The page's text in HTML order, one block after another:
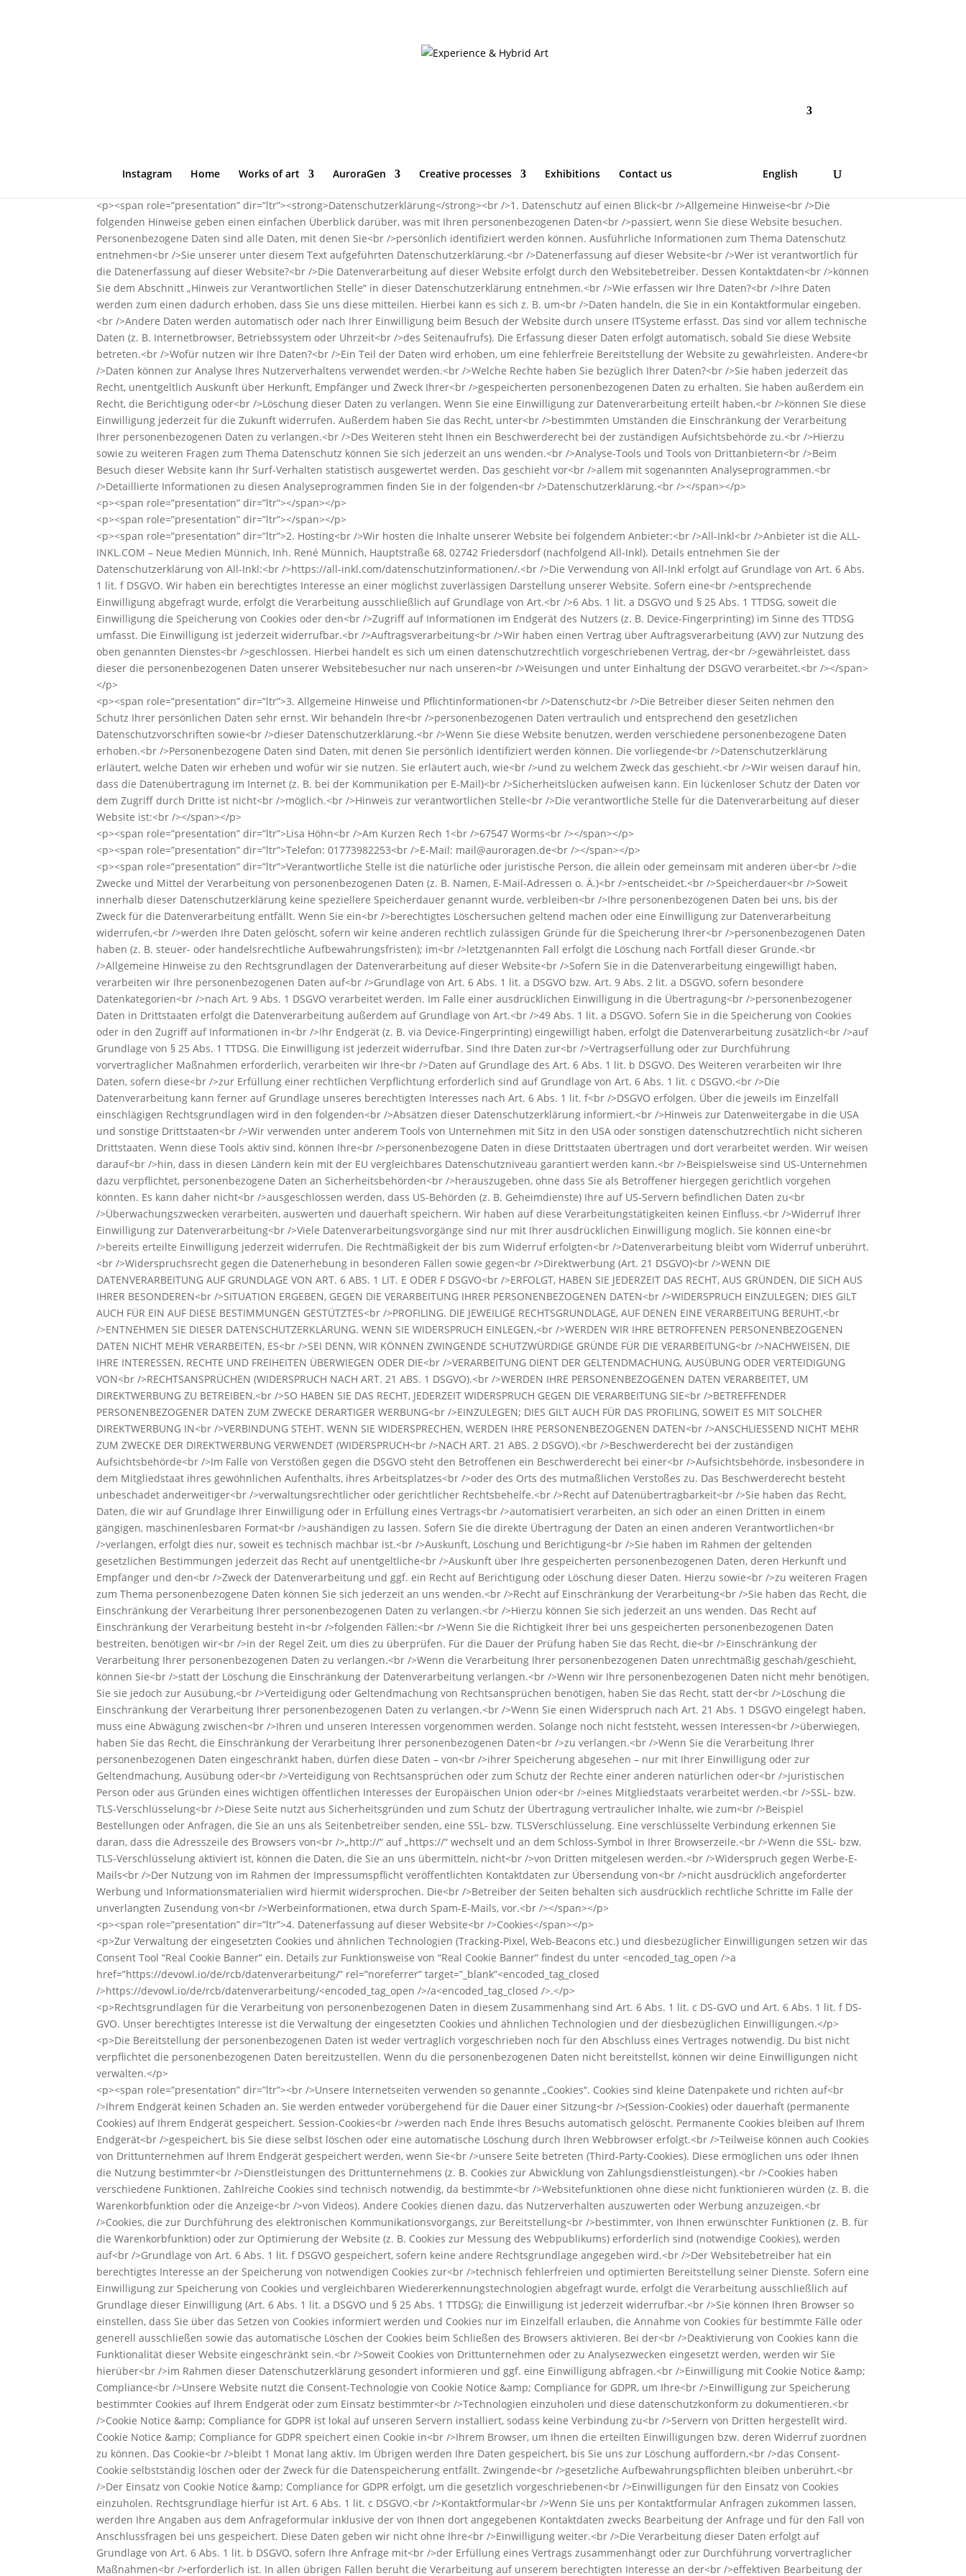
Instagram Home Works of art AuroraGen Creative processes Exhibitions Contact us English
<div class=”page” data-page-number=”2″ role=”region” aria-label=”Page 2″ data-loaded=”true”>
<p><span role=”presentation” dir=”ltr”><strong>Datenschutzerklärung</strong><br />1. Datenschutz auf einen Blick<br />Allgemeine Hinweise<br />Die
folgenden Hinweise geben einen einfachen Überblick darüber, was mit Ihren personenbezogenen Daten<br />passiert, wenn Sie diese Website besuchen.
Personenbezogene Daten sind alle Daten, mit denen Sie<br />persönlich identifiziert werden können. Ausführliche Informationen zum Thema Datenschutz
entnehmen<br />Sie unserer unter diesem Text aufgeführten Datenschutzerklärung.<br />Datenerfassung auf dieser Website<br />Wer ist verantwortlich für
die Datenerfassung auf dieser Website?<br />Die Datenverarbeitung auf dieser Website erfolgt durch den Websitebetreiber. Dessen Kontaktdaten<br />können
Sie dem Abschnitt „Hinweis zur Verantwortlichen Stelle“ in dieser Datenschutzerklärung entnehmen.<br />Wie erfassen wir Ihre Daten?<br />Ihre Daten
werden zum einen dadurch erhoben, dass Sie uns diese mitteilen. Hierbei kann es sich z. B. um<br />Daten handeln, die Sie in ein Kontaktformular eingeben.
<br />Andere Daten werden automatisch oder nach Ihrer Einwilligung beim Besuch der Website durch unsere ITSysteme erfasst. Das sind vor allem technische
Daten (z. B. Internetbrowser, Betriebssystem oder Uhrzeit<br />des Seitenaufrufs). Die Erfassung dieser Daten erfolgt automatisch, sobald Sie diese Website
betreten.<br />Wofür nutzen wir Ihre Daten?<br />Ein Teil der Daten wird erhoben, um eine fehlerfreie Bereitstellung der Website zu gewährleisten. Andere<br
/>Daten können zur Analyse Ihres Nutzerverhaltens verwendet werden.<br />Welche Rechte haben Sie bezüglich Ihrer Daten?<br />Sie haben jederzeit das
Recht, unentgeltlich Auskunft über Herkunft, Empfänger und Zweck Ihrer<br />gespeicherten personenbezogenen Daten zu erhalten. Sie haben außerdem ein
Recht, die Berichtigung oder<br />Löschung dieser Daten zu verlangen. Wenn Sie eine Einwilligung zur Datenverarbeitung erteilt haben,<br />können Sie diese
Einwilligung jederzeit für die Zukunft widerrufen. Außerdem haben Sie das Recht, unter<br />bestimmten Umständen die Einschränkung der Verarbeitung
Ihrer personenbezogenen Daten zu verlangen.<br />Des Weiteren steht Ihnen ein Beschwerderecht bei der zuständigen Aufsichtsbehörde zu.<br />Hierzu
sowie zu weiteren Fragen zum Thema Datenschutz können Sie sich jederzeit an uns wenden.<br />Analyse-Tools und Tools von Drittanbietern<br />Beim
Besuch dieser Website kann Ihr Surf-Verhalten statistisch ausgewertet werden. Das geschieht vor<br />allem mit sogenannten Analyseprogrammen.<br
/>Detaillierte Informationen zu diesen Analyseprogrammen finden Sie in der folgenden<br />Datenschutzerklärung.<br /></span></p>
<p><span role=”presentation” dir=”ltr”></span></p>
<p><span role=”presentation” dir=”ltr”></span></p>
<p><span role=”presentation” dir=”ltr”>2. Hosting<br />Wir hosten die Inhalte unserer Website bei folgendem Anbieter:<br />All-Inkl<br />Anbieter ist die ALL-
INKL.COM – Neue Medien Münnich, Inh. René Münnich, Hauptstraße 68, 02742 Friedersdorf (nachfolgend All-Inkl). Details entnehmen Sie der
Datenschutzerklärung von All-Inkl:<br />https://all-inkl.com/datenschutzinformationen/.<br />Die Verwendung von All-Inkl erfolgt auf Grundlage von Art. 6 Abs.
1 lit. f DSGVO. Wir haben ein berechtigtes Interesse an einer möglichst zuverlässigen Darstellung unserer Website. Sofern eine<br />entsprechende
Einwilligung abgefragt wurde, erfolgt die Verarbeitung ausschließlich auf Grundlage von Art.<br />6 Abs. 1 lit. a DSGVO und § 25 Abs. 1 TTDSG, soweit die
Einwilligung die Speicherung von Cookies oder den<br />Zugriff auf Informationen im Endgerät des Nutzers (z. B. Device-Fingerprinting) im Sinne des TTDSG
umfasst. Die Einwilligung ist jederzeit widerrufbar.<br />Auftragsverarbeitung<br />Wir haben einen Vertrag über Auftragsverarbeitung (AVV) zur Nutzung des
oben genannten Dienstes<br />geschlossen. Hierbei handelt es sich um einen datenschutzrechtlich vorgeschriebenen Vertrag, der<br />gewährleistet, dass
dieser die personenbezogenen Daten unserer Websitebesucher nur nach unseren<br />Weisungen und unter Einhaltung der DSGVO verarbeitet.<br /></span>
</p>
<p><span role=”presentation” dir=”ltr”>3. Allgemeine Hinweise und Pflichtinformationen<br />Datenschutz<br />Die Betreiber dieser Seiten nehmen den
Schutz Ihrer persönlichen Daten sehr ernst. Wir behandeln Ihre<br />personenbezogenen Daten vertraulich und entsprechend den gesetzlichen
Datenschutzvorschriften sowie<br />dieser Datenschutzerklärung.<br />Wenn Sie diese Website benutzen, werden verschiedene personenbezogene Daten
erhoben.<br />Personenbezogene Daten sind Daten, mit denen Sie persönlich identifiziert werden können. Die vorliegende<br />Datenschutzerklärung
erläutert, welche Daten wir erheben und wofür wir sie nutzen. Sie erläutert auch, wie<br />und zu welchem Zweck das geschieht.<br />Wir weisen darauf hin,
dass die Datenübertragung im Internet (z. B. bei der Kommunikation per E-Mail)<br />Sicherheitslücken aufweisen kann. Ein lückenloser Schutz der Daten vor
dem Zugriff durch Dritte ist nicht<br />möglich.<br />Hinweis zur verantwortlichen Stelle<br />Die verantwortliche Stelle für die Datenverarbeitung auf dieser
Website ist:<br /></span></p>
<p><span role=”presentation” dir=”ltr”>Lisa Höhn<br />Am Kurzen Rech 1<br />67547 Worms<br /></span></p>
<p><span role=”presentation” dir=”ltr”>Telefon: 01773982253<br />E-Mail: mail@auroragen.de<br /></span></p>
<p><span role=”presentation” dir=”ltr”>Verantwortliche Stelle ist die natürliche oder juristische Person, die allein oder gemeinsam mit anderen über<br />die
Zwecke und Mittel der Verarbeitung von personenbezogenen Daten (z. B. Namen, E-Mail-Adressen o. Ä.)<br />entscheidet.<br />Speicherdauer<br />Soweit
innerhalb dieser Datenschutzerklärung keine speziellere Speicherdauer genannt wurde, verbleiben<br />Ihre personenbezogenen Daten bei uns, bis der
Zweck für die Datenverarbeitung entfällt. Wenn Sie ein<br />berechtigtes Löschersuchen geltend machen oder eine Einwilligung zur Datenverarbeitung
widerrufen,<br />werden Ihre Daten gelöscht, sofern wir keine anderen rechtlich zulässigen Gründe für die Speicherung Ihrer<br />personenbezogenen Daten
haben (z. B. steuer- oder handelsrechtliche Aufbewahrungsfristen); im<br />letztgenannten Fall erfolgt die Löschung nach Fortfall dieser Gründe.<br
/>Allgemeine Hinweise zu den Rechtsgrundlagen der Datenverarbeitung auf dieser Website<br />Sofern Sie in die Datenverarbeitung eingewilligt haben,
verarbeiten wir Ihre personenbezogenen Daten auf<br />Grundlage von Art. 6 Abs. 1 lit. a DSGVO bzw. Art. 9 Abs. 2 lit. a DSGVO, sofern besondere
Datenkategorien<br />nach Art. 9 Abs. 1 DSGVO verarbeitet werden. Im Falle einer ausdrücklichen Einwilligung in die Übertragung<br />personenbezogener
Daten in Drittstaaten erfolgt die Datenverarbeitung außerdem auf Grundlage von Art.<br />49 Abs. 1 lit. a DSGVO. Sofern Sie in die Speicherung von Cookies
oder in den Zugriff auf Informationen in<br />Ihr Endgerät (z. B. via Device-Fingerprinting) eingewilligt haben, erfolgt die Datenverarbeitung zusätzlich<br />auf
Grundlage von § 25 Abs. 1 TTDSG. Die Einwilligung ist jederzeit widerrufbar. Sind Ihre Daten zur<br />Vertragserfüllung oder zur Durchführung
vorvertraglicher Maßnahmen erforderlich, verarbeiten wir Ihre<br />Daten auf Grundlage des Art. 6 Abs. 1 lit. b DSGVO. Des Weiteren verarbeiten wir Ihre
Daten, sofern diese<br />zur Erfüllung einer rechtlichen Verpflichtung erforderlich sind auf Grundlage von Art. 6 Abs. 1 lit. c DSGVO.<br />Die
Datenverarbeitung kann ferner auf Grundlage unseres berechtigten Interesses nach Art. 6 Abs. 1 lit. f<br />DSGVO erfolgen. Über die jeweils im Einzelfall
einschlägigen Rechtsgrundlagen wird in den folgenden<br />Absätzen dieser Datenschutzerklärung informiert.<br />Hinweis zur Datenweitergabe in die USA
und sonstige Drittstaaten<br />Wir verwenden unter anderem Tools von Unternehmen mit Sitz in den USA oder sonstigen datenschutzrechtlich nicht sicheren
Drittstaaten. Wenn diese Tools aktiv sind, können Ihre<br />personenbezogene Daten in diese Drittstaaten übertragen und dort verarbeitet werden. Wir weisen
darauf<br />hin, dass in diesen Ländern kein mit der EU vergleichbares Datenschutzniveau garantiert werden kann.<br />Beispielsweise sind US-Unternehmen
dazu verpflichtet, personenbezogene Daten an Sicherheitsbehörden<br />herauszugeben, ohne dass Sie als Betroffener hiergegen gerichtlich vorgehen
könnten. Es kann daher nicht<br />ausgeschlossen werden, dass US-Behörden (z. B. Geheimdienste) Ihre auf US-Servern befindlichen Daten zu<br
/>Überwachungszwecken verarbeiten, auswerten und dauerhaft speichern. Wir haben auf diese Verarbeitungstätigkeiten keinen Einfluss.<br />Widerruf Ihrer
Einwilligung zur Datenverarbeitung<br />Viele Datenverarbeitungsvorgänge sind nur mit Ihrer ausdrücklichen Einwilligung möglich. Sie können eine<br
/>bereits erteilte Einwilligung jederzeit widerrufen. Die Rechtmäßigkeit der bis zum Widerruf erfolgten<br />Datenverarbeitung bleibt vom Widerruf unberührt.
<br />Widerspruchsrecht gegen die Datenerhebung in besonderen Fällen sowie gegen<br />Direktwerbung (Art. 21 DSGVO)<br />WENN DIE
DATENVERARBEITUNG AUF GRUNDLAGE VON ART. 6 ABS. 1 LIT. E ODER F DSGVO<br />ERFOLGT, HABEN SIE JEDERZEIT DAS RECHT, AUS GRÜNDEN, DIE SICH AUS
IHRER BESONDEREN<br />SITUATION ERGEBEN, GEGEN DIE VERARBEITUNG IHRER PERSONENBEZOGENEN DATEN<br />WIDERSPRUCH EINZULEGEN; DIES GILT
AUCH FÜR EIN AUF DIESE BESTIMMUNGEN GESTÜTZTES<br />PROFILING. DIE JEWEILIGE RECHTSGRUNDLAGE, AUF DENEN EINE VERARBEITUNG BERUHT,<br
/>ENTNEHMEN SIE DIESER DATENSCHUTZERKLÄRUNG. WENN SIE WIDERSPRUCH EINLEGEN,<br />WERDEN WIR IHRE BETROFFENEN PERSONENBEZOGENEN
DATEN NICHT MEHR VERARBEITEN, ES<br />SEI DENN, WIR KÖNNEN ZWINGENDE SCHUTZWÜRDIGE GRÜNDE FÜR DIE VERARBEITUNG<br />NACHWEISEN, DIE
IHRE INTERESSEN, RECHTE UND FREIHEITEN ÜBERWIEGEN ODER DIE<br />VERARBEITUNG DIENT DER GELTENDMACHUNG, AUSÜBUNG ODER VERTEIDIGUNG
VON<br />RECHTSANSPRÜCHEN (WIDERSPRUCH NACH ART. 21 ABS. 1 DSGVO).<br />WERDEN IHRE PERSONENBEZOGENEN DATEN VERARBEITET, UM
DIREKTWERBUNG ZU BETREIBEN,<br />SO HABEN SIE DAS RECHT, JEDERZEIT WIDERSPRUCH GEGEN DIE VERARBEITUNG SIE<br />BETREFFENDER
PERSONENBEZOGENER DATEN ZUM ZWECKE DERARTIGER WERBUNG<br />EINZULEGEN; DIES GILT AUCH FÜR DAS PROFILING, SOWEIT ES MIT SOLCHER
DIREKTWERBUNG IN<br />VERBINDUNG STEHT. WENN SIE WIDERSPRECHEN, WERDEN IHRE PERSONENBEZOGENEN DATEN<br />ANSCHLIESSEND NICHT MEHR
ZUM ZWECKE DER DIREKTWERBUNG VERWENDET (WIDERSPRUCH<br />NACH ART. 21 ABS. 2 DSGVO).<br />Beschwerderecht bei der zuständigen
Aufsichtsbehörde<br />Im Falle von Verstößen gegen die DSGVO steht den Betroffenen ein Beschwerderecht bei einer<br />Aufsichtsbehörde, insbesondere in
dem Mitgliedstaat ihres gewöhnlichen Aufenthalts, ihres Arbeitsplatzes<br />oder des Orts des mutmaßlichen Verstoßes zu. Das Beschwerderecht besteht
unbeschadet anderweitiger<br />verwaltungsrechtlicher oder gerichtlicher Rechtsbehelfe.<br />Recht auf Datenübertragbarkeit<br />Sie haben das Recht,
Daten, die wir auf Grundlage Ihrer Einwilligung oder in Erfüllung eines Vertrags<br />automatisiert verarbeiten, an sich oder an einen Dritten in einem
gängigen, maschinenlesbaren Format<br />aushändigen zu lassen. Sofern Sie die direkte Übertragung der Daten an einen anderen Verantwortlichen<br
/>verlangen, erfolgt dies nur, soweit es technisch machbar ist.<br />Auskunft, Löschung und Berichtigung<br />Sie haben im Rahmen der geltenden
gesetzlichen Bestimmungen jederzeit das Recht auf unentgeltliche<br />Auskunft über Ihre gespeicherten personenbezogenen Daten, deren Herkunft und
Empfänger und den<br />Zweck der Datenverarbeitung und ggf. ein Recht auf Berichtigung oder Löschung dieser Daten. Hierzu sowie<br />zu weiteren Fragen
zum Thema personenbezogene Daten können Sie sich jederzeit an uns wenden.<br />Recht auf Einschränkung der Verarbeitung<br />Sie haben das Recht, die
Einschränkung der Verarbeitung Ihrer personenbezogenen Daten zu verlangen.<br />Hierzu können Sie sich jederzeit an uns wenden. Das Recht auf
Einschränkung der Verarbeitung besteht in<br />folgenden Fällen:<br />Wenn Sie die Richtigkeit Ihrer bei uns gespeicherten personenbezogenen Daten
bestreiten, benötigen wir<br />in der Regel Zeit, um dies zu überprüfen. Für die Dauer der Prüfung haben Sie das Recht, die<br />Einschränkung der
Verarbeitung Ihrer personenbezogenen Daten zu verlangen.<br />Wenn die Verarbeitung Ihrer personenbezogenen Daten unrechtmäßig geschah/geschieht,
können Sie<br />statt der Löschung die Einschränkung der Datenverarbeitung verlangen.<br />Wenn wir Ihre personenbezogenen Daten nicht mehr benötigen,
Sie sie jedoch zur Ausübung,<br />Verteidigung oder Geltendmachung von Rechtsansprüchen benötigen, haben Sie das Recht, statt der<br />Löschung die
Einschränkung der Verarbeitung Ihrer personenbezogenen Daten zu verlangen.<br />Wenn Sie einen Widerspruch nach Art. 21 Abs. 1 DSGVO eingelegt haben,
muss eine Abwägung zwischen<br />Ihren und unseren Interessen vorgenommen werden. Solange noch nicht feststeht, wessen Interessen<br />überwiegen,
haben Sie das Recht, die Einschränkung der Verarbeitung Ihrer personenbezogenen Daten<br />zu verlangen.<br />Wenn Sie die Verarbeitung Ihrer
personenbezogenen Daten eingeschränkt haben, dürfen diese Daten – von<br />ihrer Speicherung abgesehen – nur mit Ihrer Einwilligung oder zur
Geltendmachung, Ausübung oder<br />Verteidigung von Rechtsansprüchen oder zum Schutz der Rechte einer anderen natürlichen oder<br />juristischen
Person oder aus Gründen eines wichtigen öffentlichen Interesses der Europäischen Union oder<br />eines Mitgliedstaats verarbeitet werden.<br />SSL- bzw.
TLS-Verschlüsselung<br />Diese Seite nutzt aus Sicherheitsgründen und zum Schutz der Übertragung vertraulicher Inhalte, wie zum<br />Beispiel
Bestellungen oder Anfragen, die Sie an uns als Seitenbetreiber senden, eine SSL- bzw. TLSVerschlüsselung. Eine verschlüsselte Verbindung erkennen Sie
daran, dass die Adresszeile des Browsers von<br />„http://“ auf „https://“ wechselt und an dem Schloss-Symbol in Ihrer Browserzeile.<br />Wenn die SSL- bzw.
TLS-Verschlüsselung aktiviert ist, können die Daten, die Sie an uns übermitteln, nicht<br />von Dritten mitgelesen werden.<br />Widerspruch gegen Werbe-E-
Mails<br />Der Nutzung von im Rahmen der Impressumspflicht veröffentlichten Kontaktdaten zur Übersendung von<br />nicht ausdrücklich angeforderter
Werbung und Informationsmaterialien wird hiermit widersprochen. Die<br />Betreiber der Seiten behalten sich ausdrücklich rechtliche Schritte im Falle der
unverlangten Zusendung von<br />Werbeinformationen, etwa durch Spam-E-Mails, vor.<br /></span></p>
<p><span role=”presentation” dir=”ltr”>4. Datenerfassung auf dieser Website<br />Cookies</span></p>
<p>Zur Verwaltung der eingesetzten Cookies und ähnlichen Technologien (Tracking-Pixel, Web-Beacons etc.) und diesbezüglicher Einwilligungen setzen wir das
Consent Tool “Real Cookie Banner” ein. Details zur Funktionsweise von “Real Cookie Banner” findest du unter <encoded_tag_open />a
href=”https://devowl.io/de/rcb/datenverarbeitung/” rel=”noreferrer” target=”_blank”<encoded_tag_closed
/>https://devowl.io/de/rcb/datenverarbeitung/<encoded_tag_open />/a<encoded_tag_closed />.</p>
<p>Rechtsgrundlagen für die Verarbeitung von personenbezogenen Daten in diesem Zusammenhang sind Art. 6 Abs. 1 lit. c DS-GVO und Art. 6 Abs. 1 lit. f DS-
GVO. Unser berechtigtes Interesse ist die Verwaltung der eingesetzten Cookies und ähnlichen Technologien und der diesbezüglichen Einwilligungen.</p>
<p>Die Bereitstellung der personenbezogenen Daten ist weder vertraglich vorgeschrieben noch für den Abschluss eines Vertrages notwendig. Du bist nicht
verpflichtet die personenbezogenen Daten bereitzustellen. Wenn du die personenbezogenen Daten nicht bereitstellst, können wir deine Einwilligungen nicht
verwalten.</p>
<p><span role=”presentation” dir=”ltr”><br />Unsere Internetseiten verwenden so genannte „Cookies“. Cookies sind kleine Datenpakete und richten auf<br
/>Ihrem Endgerät keinen Schaden an. Sie werden entweder vorübergehend für die Dauer einer Sitzung<br />(Session-Cookies) oder dauerhaft (permanente
Cookies) auf Ihrem Endgerät gespeichert. Session-Cookies<br />werden nach Ende Ihres Besuchs automatisch gelöscht. Permanente Cookies bleiben auf Ihrem
Endgerät<br />gespeichert, bis Sie diese selbst löschen oder eine automatische Löschung durch Ihren Webbrowser erfolgt.<br />Teilweise können auch Cookies
von Drittunternehmen auf Ihrem Endgerät gespeichert werden, wenn Sie<br />unsere Seite betreten (Third-Party-Cookies). Diese ermöglichen uns oder Ihnen
die Nutzung bestimmter<br />Dienstleistungen des Drittunternehmens (z. B. Cookies zur Abwicklung von Zahlungsdienstleistungen).<br />Cookies haben
verschiedene Funktionen. Zahlreiche Cookies sind technisch notwendig, da bestimmte<br />Websitefunktionen ohne diese nicht funktionieren würden (z. B. die
Warenkorbfunktion oder die Anzeige<br />von Videos). Andere Cookies dienen dazu, das Nutzerverhalten auszuwerten oder Werbung anzuzeigen.<br
/>Cookies, die zur Durchführung des elektronischen Kommunikationsvorgangs, zur Bereitstellung<br />bestimmter, von Ihnen erwünschter Funktionen (z. B. für
die Warenkorbfunktion) oder zur Optimierung der Website (z. B. Cookies zur Messung des Webpublikums) erforderlich sind (notwendige Cookies), werden
auf<br />Grundlage von Art. 6 Abs. 1 lit. f DSGVO gespeichert, sofern keine andere Rechtsgrundlage angegeben wird.<br />Der Websitebetreiber hat ein
berechtigtes Interesse an der Speicherung von notwendigen Cookies zur<br />technisch fehlerfreien und optimierten Bereitstellung seiner Dienste. Sofern eine
Einwilligung zur Speicherung von Cookies und vergleichbaren Wiedererkennungstechnologien abgefragt wurde, erfolgt die Verarbeitung ausschließlich auf
Grundlage dieser Einwilligung (Art. 6 Abs. 1 lit. a DSGVO und § 25 Abs. 1 TTDSG); die Einwilligung ist jederzeit widerrufbar.<br />Sie können Ihren Browser so
einstellen, dass Sie über das Setzen von Cookies informiert werden und Cookies nur im Einzelfall erlauben, die Annahme von Cookies für bestimmte Fälle oder
generell ausschließen sowie das automatische Löschen der Cookies beim Schließen des Browsers aktivieren. Bei der<br />Deaktivierung von Cookies kann die
Funktionalität dieser Website eingeschränkt sein.<br />Soweit Cookies von Drittunternehmen oder zu Analysezwecken eingesetzt werden, werden wir Sie
hierüber<br />im Rahmen dieser Datenschutzerklärung gesondert informieren und ggf. eine Einwilligung abfragen.<br />Einwilligung mit Cookie Notice &amp;
Compliance<br />Unsere Website nutzt die Consent-Technologie von Cookie Notice &amp; Compliance for GDPR, um Ihre<br />Einwilligung zur Speicherung
bestimmter Cookies auf Ihrem Endgerät oder zum Einsatz bestimmter<br />Technologien einzuholen und diese datenschutzkonform zu dokumentieren.<br
/>Cookie Notice &amp; Compliance for GDPR ist lokal auf unseren Servern installiert, sodass keine Verbindung zu<br />Servern von Dritten hergestellt wird.
Cookie Notice &amp; Compliance for GDPR speichert einen Cookie in<br />Ihrem Browser, um Ihnen die erteilten Einwilligungen bzw. deren Widerruf zuordnen
zu können. Das Cookie<br />bleibt 1 Monat lang aktiv. Im Übrigen werden Ihre Daten gespeichert, bis Sie uns zur Löschung auffordern,<br />das Consent-
Cookie selbstständig löschen oder der Zweck für die Datenspeicherung entfällt. Zwingende<br />gesetzliche Aufbewahrungspflichten bleiben unberührt.<br
/>Der Einsatz von Cookie Notice &amp; Compliance for GDPR erfolgt, um die gesetzlich vorgeschriebenen<br />Einwilligungen für den Einsatz von Cookies
einzuholen. Rechtsgrundlage hierfür ist Art. 6 Abs. 1 lit. c DSGVO.<br />Kontaktformular<br />Wenn Sie uns per Kontaktformular Anfragen zukommen lassen,
werden Ihre Angaben aus dem Anfrageformular inklusive der von Ihnen dort angegebenen Kontaktdaten zwecks Bearbeitung der Anfrage und für den Fall von
Anschlussfragen bei uns gespeichert. Diese Daten geben wir nicht ohne Ihre<br />Einwilligung weiter.<br />Die Verarbeitung dieser Daten erfolgt auf
Grundlage von Art. 6 Abs. 1 lit. b DSGVO, sofern Ihre Anfrage mit<br />der Erfüllung eines Vertrags zusammenhängt oder zur Durchführung vorvertraglicher
Maßnahmen<br />erforderlich ist. In allen übrigen Fällen beruht die Verarbeitung auf unserem berechtigten Interesse an der<br />effektiven Bearbeitung der